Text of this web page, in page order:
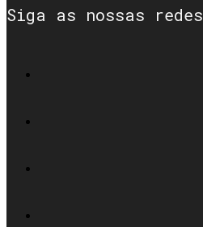
Siga as nossas redes